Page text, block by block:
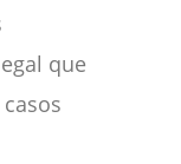
que